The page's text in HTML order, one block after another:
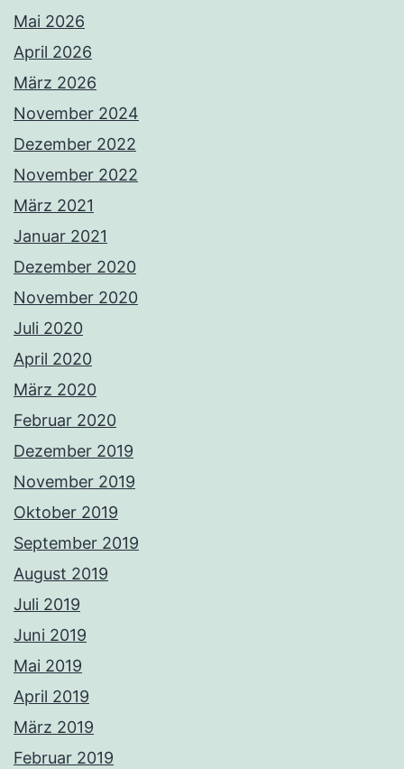
Mai 2026
April 2026
März 2026
November 2024
Dezember 2022
November 2022
März 2021
Januar 2021
Dezember 2020
November 2020
Juli 2020
April 2020
März 2020
Februar 2020
Dezember 2019
November 2019
Oktober 2019
September 2019
August 2019
Juli 2019
Juni 2019
Mai 2019
April 2019
März 2019
Februar 2019